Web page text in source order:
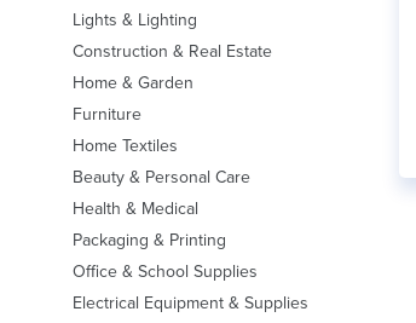
Lights & Lighting
Construction & Real Estate
Home & Garden
Furniture
Home Textiles
Beauty & Personal Care
Health & Medical
Packaging & Printing
Office & School Supplies
Electrical Equipment & Supplies